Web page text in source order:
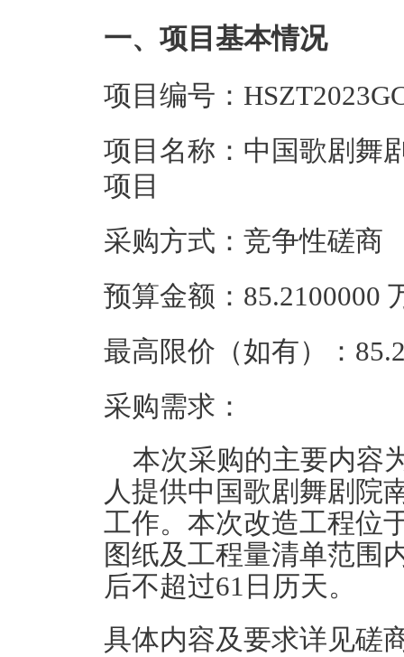
一、项目基本情况
项目编号：
项目名称：中国歌剧舞
项目
采购方式：竞争性磋商
预算金额：85.2100000
最高限价（如有）：
采购需求：
本次采购的主要内容
人提供中国歌剧舞剧院
工作。本次改造工程位
图纸及工程量清单范围
后不超过61日历天。
具体内容及要求详见磋